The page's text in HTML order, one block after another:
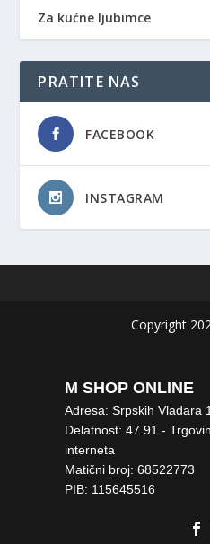
Za kućne ljubimce
PRATITE NAS
FACEBOOK
INSTAGRAM
Copyright
M SHOP ONLINE
Adresa: Srpskih Vladara
Delatnost: 47.91 -
interneta
Matični broj: 68522773
PIB: 115645516